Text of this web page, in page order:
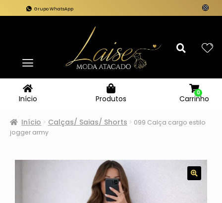
Grupo WhatsApp
Início Produtos Carrinho
0
Início Calças/ Saias/ Shorts
099 Calça cargo estilo
jogger army